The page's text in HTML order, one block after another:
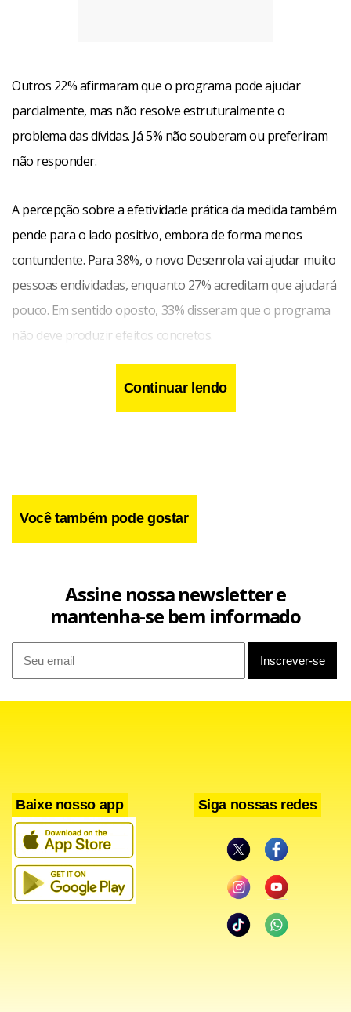
Outros 22% afirmaram que o programa pode ajudar
parcialmente, mas não resolve estruturalmente o
problema das dívidas. Já 5% não souberam ou preferiram
não responder.
A percepção sobre a efetividade prática da medida também
pende para o lado positivo, embora de forma menos
contundente. Para 38%, o novo Desenrola vai ajudar muito
pessoas endividadas, enquanto 27% acreditam que ajudará
pouco. Em sentido oposto, 33% disseram que o programa
não deve produzir efeitos concretos.
O levantamento também mediu a receptividade a uma das
contrapartidas previstas pelo governo federal: a proibição
A nova etapa do Desenrola amplia o alcance do programa
para brasileiros com renda de até cinco salários mínimos, o
equivalente a R$ 8.105, e permite a renegociação de dívidas
contratadas até 31 de janeiro de 2026. As condições incluem
descontos entre 30% e 90%, juros limitados a 1,99% ao mês
Continuar lendo
Você também pode gostar
Assine nossa newsletter e
mantenha-se bem informado
Baixe nosso app Siga nossas redes